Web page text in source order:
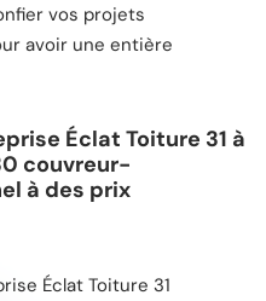
vos projets
avoir une entière
Éclat Toiture 31 à
couvreur-
à des prix
Éclat Toiture 31